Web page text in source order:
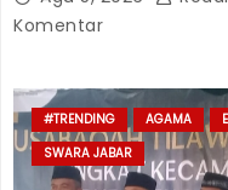
Komentar
#TRENDING AGAMA
SWARA JABAR